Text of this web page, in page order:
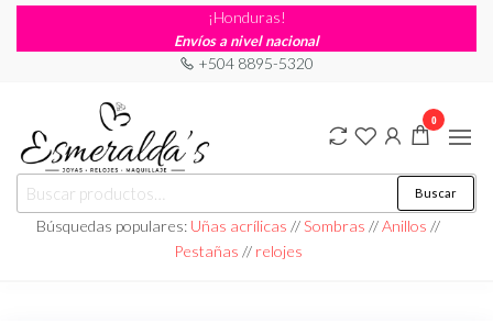
¡Honduras!
Envíos a nivel nacional
+504 8895-5320
Joyería
Esmeraldas
Joyería |
Maquillaje
|
Relojería
Buscar
Búsquedas populares: Uñas acrílicas //Sombras //Anillos //
Pestañas // relojes
0